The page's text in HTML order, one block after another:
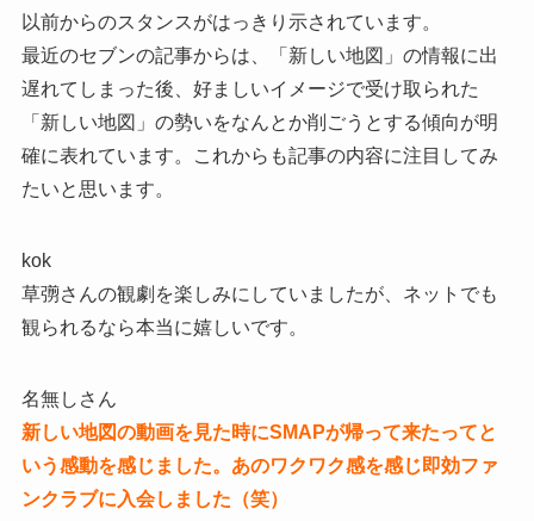
以前からのスタンスがはっきり示されています。
最近のセブンの記事からは、「新しい地図」の情報に出
遅れてしまった後、好ましいイメージで受け取られた
「新しい地図」の勢いをなんとか削ごうとする傾向が明
確に表れています。これからも記事の内容に注目してみ
たいと思います。
kok
草彅さんの観劇を楽しみにしていましたが、ネットでも
観られるなら本当に嬉しいです。
名無しさん
新しい地図の動画を見た時にSMAPが帰って来たってと
いう感動を感じました。あのワクワク感を感じ即効ファ
ンクラブに入会しました（笑）